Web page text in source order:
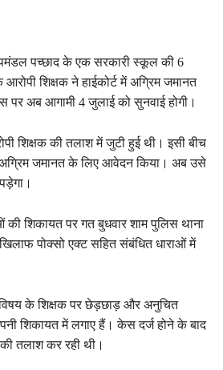
पच्छाद के एक सरकारी स्कूल की 6
शिक्षक ने हाईकोर्ट में अग्रिम जमानत
अब आगामी 4 जुलाई को सुनवाई होगी।
शिक्षक की तलाश में जुटी हुई थी। इसी बीच
अग्रिम जमानत के लिए आवेदन किया। अब उसे
की शिकायत पर गत बुधवार शाम पुलिस थाना
पोक्सो एक्ट सहित संबंधित धाराओं में
के शिक्षक पर छेड़छाड़ और अनुचित
शिकायत में लगाए हैं। केस दर्ज होने के बाद
तलाश कर रही थी।